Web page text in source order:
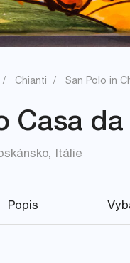
Chianti San Polo in
Casa
, Itálie
Popis